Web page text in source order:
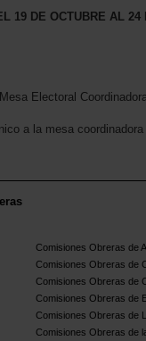
19 DE OCTUBRE AL 24
Electoral
a la mesa coordinadora
Comisiones Obreras de
Comisiones Obreras de
Comisiones Obreras de
Comisiones Obreras de
Comisiones Obreras de
Comisiones Obreras de